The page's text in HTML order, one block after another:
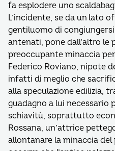
fa esplodere uno
L’incidente, se da un lato
gentiluomo di
antenati, pone dall’altro le
preoccupante minaccia
Federico Roviano, nipote
infatti di meglio che
alla speculazione edilizia,
guadagno a lui necessario
schiavitù, soprattutto
Rossana, un’attrice
allontanare la minaccia